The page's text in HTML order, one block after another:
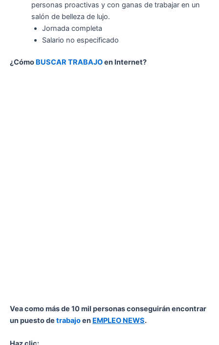
personas proactivas y con ganas de trabajar en un
salón de belleza de lujo.
Jornada completa
Salario no especificado
¿Cómo BUSCAR TRABAJOen Internet?
Vea como más de 10 mil personas conseguirán encontrar
un puesto de trabajoen EMPLEO NEWS.